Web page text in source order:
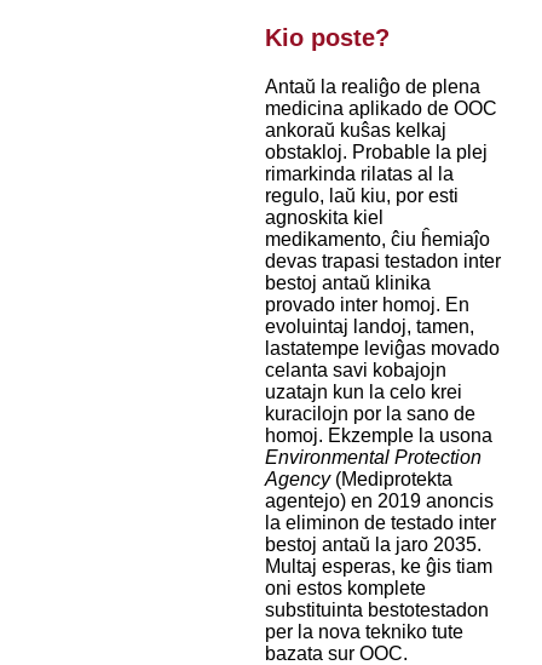
Kio poste?
Antaŭ la realiĝo de plena
medicina aplikado de OOC
ankoraŭ kuŝas kelkaj
obstakloj. Probable la plej
rimarkinda rilatas al la
regulo, laŭ kiu, por esti
agnoskita kiel
medikamento, ĉiu ĥemiaĵo
devas trapasi testadon inter
bestoj antaŭ klinika
provado inter homoj. En
evoluintaj landoj, tamen,
lastatempe leviĝas movado
celanta savi kobajojn
uzatajn kun la celo krei
kuracilojn por la sano de
homoj. Ekzemple la usona
Environmental Protection
Agency(Mediprotekta
agentejo) en 2019 anoncis
la eliminon de testado inter
bestoj antaŭ la jaro 2035.
Multaj esperas, ke ĝis tiam
oni estos komplete
substituinta bestotestadon
per la nova tekniko tute
bazata sur OOC.